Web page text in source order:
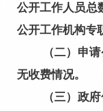
公开工作人员总
公开工作机构专
（二）申
无收费情况。
（三）政